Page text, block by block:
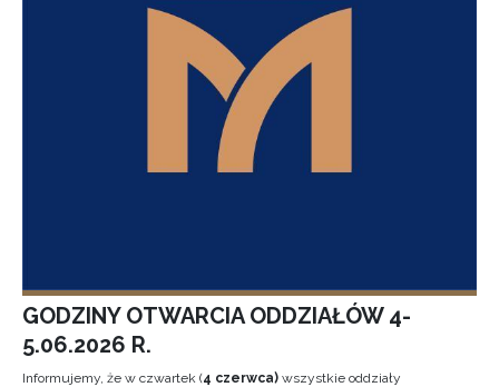
GODZINY OTWARCIA ODDZIAŁÓW 4-
5.06.2026 R.
Informujemy, że w czwartek (4 czerwca) wszystkie oddziały